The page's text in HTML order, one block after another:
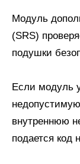
Модуль
(SRS)
подушки
Если модуль
внутреннюю
подается код